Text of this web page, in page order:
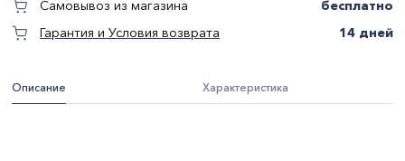
Описание Характеристика
Самовывоз из магазина
бесплатно
Гарантия и Условия возврата
14 дней